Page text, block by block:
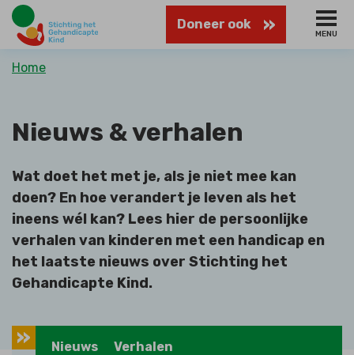
Naar
hoofdinhoud
Doneer ook
MENU
Kruimelpad
Home
Nieuws & verhalen
Wat doet het met je, als je niet mee kan
doen? En hoe verandert je leven als het
ineens wél kan? Lees hier de persoonlijke
verhalen van kinderen met een handicap en
het laatste nieuws over Stichting het
Gehandicapte Kind.
Nieuws Verhalen